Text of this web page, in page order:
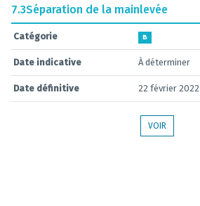
7.3Séparation de la mainlevée
Catégorie B
Date indicative À déterminer
Date définitive 22 février 2022
VOIR